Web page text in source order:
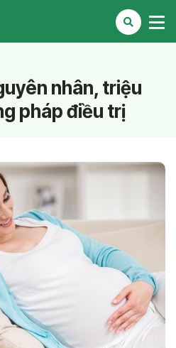
nhân, triệu
pháp điều trị